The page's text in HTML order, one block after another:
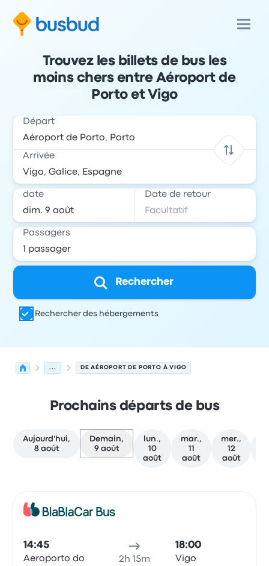
Trouvez les billets de bus les
moins chers entre Aéroport de
Porto et Vigo
Départ
Arrivée
date Date de retour
Passagers
Rechercher
Rechercher des hébergements
... DE AÉROPORT DE PORTO À VIGO
Prochains départs de bus
Aujourd'hui,
8 août
Demain,
9 août
lun.,
10
août
mar.,
11
août
mer.,
12
août
14:45
Aeroporto do
2h 15m
18:00
Vigo